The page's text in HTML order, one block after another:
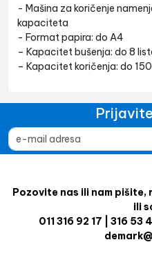
- Mašina za koričenje
kapaciteta
- Format papira: do A4
– Kapacitet bušenja: do 8
– Kapacitet koričenja: do
Pozovite nas ili nam
ili
011 316 92 17 | 316